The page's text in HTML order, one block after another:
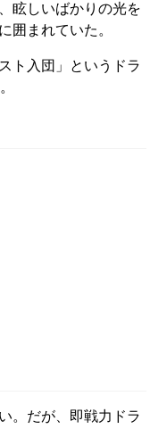
眩しいばかりの光を
囲まれていた。
ト入団」というドラ
。だが、即戦力ドラ